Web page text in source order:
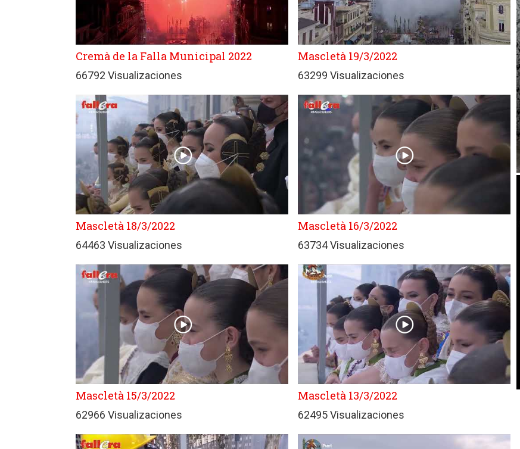
Cremà de la Falla Municipal 2022
66792 Visualizaciones
Mascletà 19/3/2022
63299 Visualizaciones
Mascletà 18/3/2022
64463 Visualizaciones
Mascletà 16/3/2022
63734 Visualizaciones
Mascletà 15/3/2022
62966 Visualizaciones
Mascletà 13/3/2022
62495 Visualizaciones